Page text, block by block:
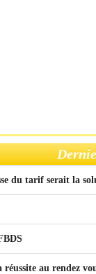
du tarif serait la
réussite au rendez